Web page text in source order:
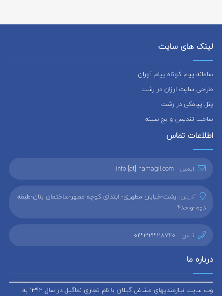
لینک های سایت
سامانه پیام کوتاه پیام آوران
طراحی سایت ارزان در رشت
پنل پیامکی در رشت
ساخت تندیس و بج سینه
اطلاعات تماس
ایمیل: info [at] namagil.com
آدرس: رشت-خیابان مطهری- ابتدای کوچه مطهر-ساختمان بنان-طبقه
دوم-واحد4
تلفن: 01332328740
درباره ما
وب سایت نیازمندیهای مشاغل گیلان با نام تجاری نماگیل در سال 1392 به